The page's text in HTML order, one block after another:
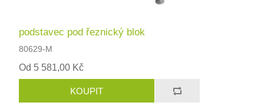
podstavec pod řeznický blok
80629-M
Od 5 581,00 Kč